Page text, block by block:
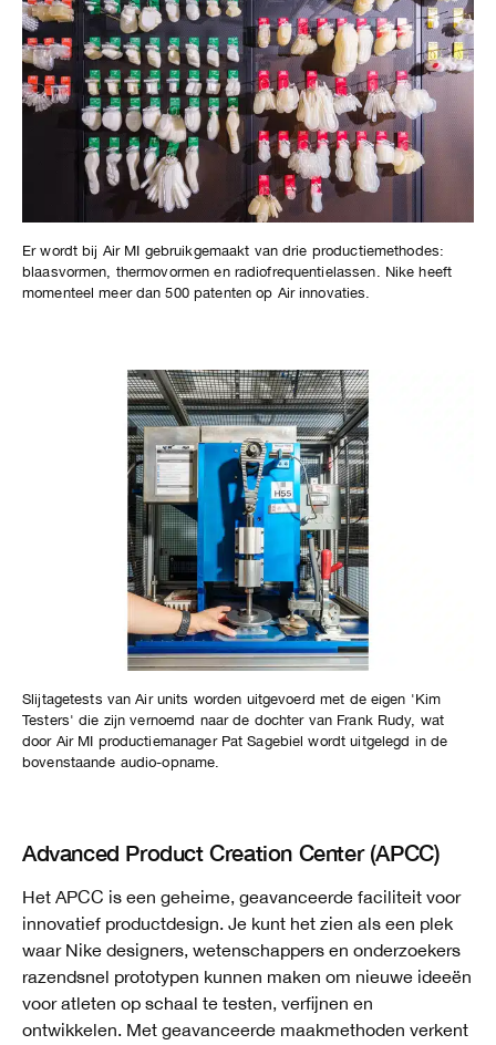
Er wordt bij Air MI gebruikgemaakt van drie productiemethodes:
blaasvormen, thermovormen en radiofrequentielassen. Nike heeft
momenteel meer dan 500 patenten op Air innovaties.
Slijtagetests van Air units worden uitgevoerd met de eigen 'Kim
Testers' die zijn vernoemd naar de dochter van Frank Rudy, wat
door Air MI productiemanager Pat Sagebiel wordt uitgelegd in de
bovenstaande audio-opname.
Advanced Product Creation Center (APCC)
Het APCC is een geheime, geavanceerde faciliteit voor
innovatief productdesign. Je kunt het zien als een plek
waar Nike designers, wetenschappers en onderzoekers
razendsnel prototypen kunnen maken om nieuwe ideeën
voor atleten op schaal te testen, verfijnen en
ontwikkelen. Met geavanceerde maakmethoden verkent